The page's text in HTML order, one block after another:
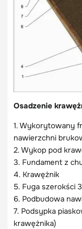
Osadzenie
1. Wykorytowany
nawierzchni
2. Wykop pod
3. Fundament z
4. Krawężnik
5. Fuga szerokści
6. Podbudowa
7. Podsypka
krawężnika)